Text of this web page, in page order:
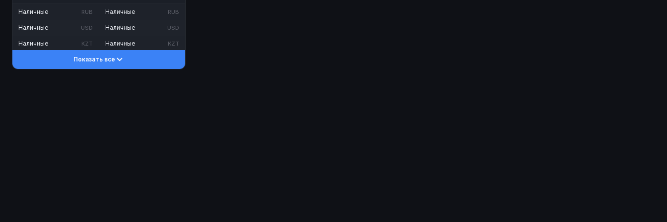
Наличные RUB
Наличные USD
Наличные KZT
Наличные RUB
Наличные USD
Наличные KZT
Показать все